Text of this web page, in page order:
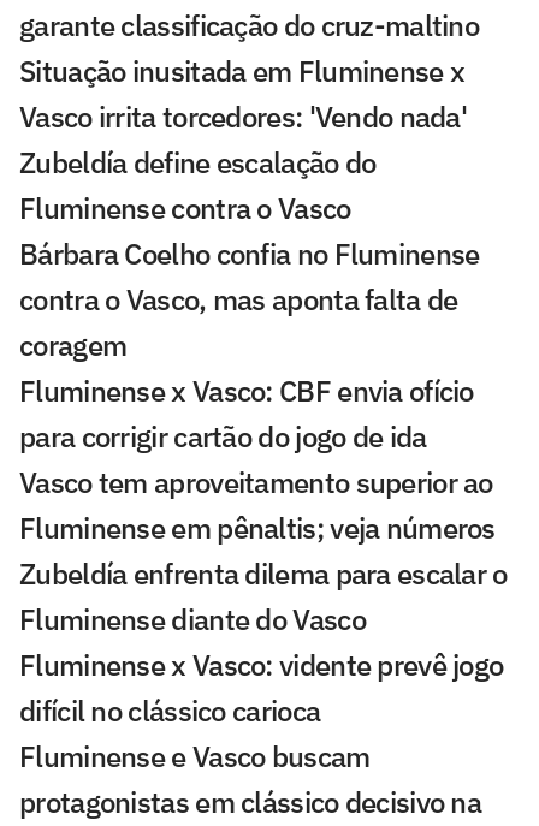
garante classificação do cruz-maltino
Situação inusitada em Fluminense x
Vasco irrita torcedores: 'Vendo nada'
Zubeldía define escalação do
Fluminense contra o Vasco
Bárbara Coelho confia no Fluminense
contra o Vasco, mas aponta falta de
coragem
Fluminense x Vasco: CBF envia ofício
para corrigir cartão do jogo de ida
Vasco tem aproveitamento superior ao
Fluminense em pênaltis; veja números
Zubeldía enfrenta dilema para escalar o
Fluminense diante do Vasco
Fluminense x Vasco: vidente prevê jogo
difícil no clássico carioca
Fluminense e Vasco buscam
protagonistas em clássico decisivo na